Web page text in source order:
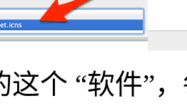
这个 “软件”